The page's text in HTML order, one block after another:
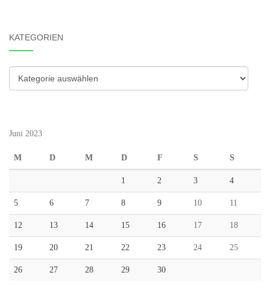
KATEGORIEN
Kategorien
Juni 2023
M D M D F S S
1 2 3 4
5 6 7 8 9 10 11
12 13 14 15 16 17 18
19 20 21 22 23 24 25
26 27 28 29 30